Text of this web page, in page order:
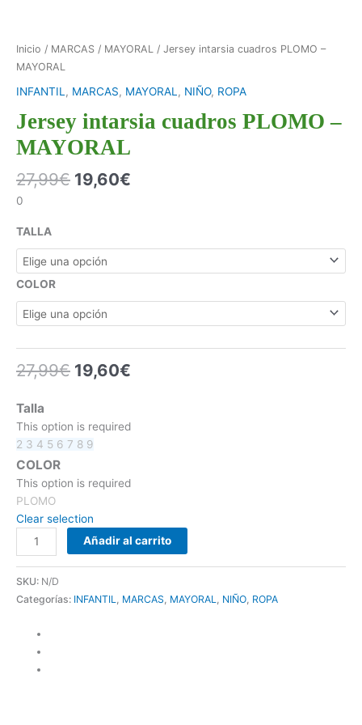
Inicio / MARCAS / MAYORAL / Jersey intarsia cuadros PLOMO –
MAYORAL
INFANTIL , MARCAS, MAYORAL , NIÑO, ROPA
Jersey intarsia cuadros PLOMO –
MAYORAL
27,99€ 19,60€
0
TALLA
COLOR
27,99€ 19,60€
Talla
This option is required
2 3 4 5 6 7 8 9
COLOR
This option is required
PLOMO
Clear selection
Añadir al carrito
SKU: N/D
Categorías: INFANTIL MARCAS MAYORAL NIÑO ROPA